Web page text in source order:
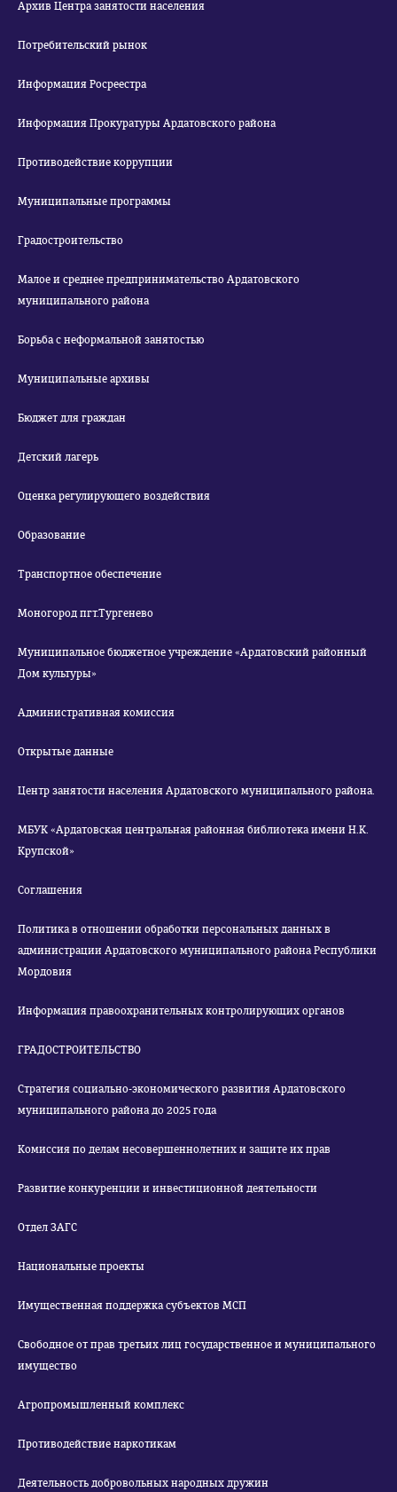
Архив Центра занятости населения
Потребительский рынок
Информация Росреестра
Информация Прокуратуры Ардатовского района
Противодействие коррупции
Муниципальные программы
Градостроительство
Малое и среднее предпринимательство Ардатовского
муниципального района
Борьба с неформальной занятостью
Муниципальные архивы
Бюджет для граждан
Детский лагерь
Оценка регулирующего воздействия
Образование
Транспортное обеспечение
Моногород пгт.Тургенево
Муниципальное бюджетное учреждение «Ардатовский районный
Дом культуры»
Административная комиссия
Открытые данные
Центр занятости населения Ардатовского муниципального района.
МБУК «Ардатовская центральная районная библиотека имени Н.К.
Крупской»
Соглашения
Политика в отношении обработки персональных данных в
администрации Ардатовского муниципального района Республики
Мордовия
Информация правоохранительных контролирующих органов
ГРАДОСТРОИТЕЛЬСТВО
Стратегия социально-экономического развития Ардатовского
муниципального района до 2025 года
Комиссия по делам несовершеннолетних и защите их прав
Развитие конкуренции и инвестиционной деятельности
Отдел ЗАГС
Национальные проекты
Имущественная поддержка субъектов МСП
Свободное от прав третьих лиц государственное и муниципального
имущество
Агропромышленный комплекс
Противодействие наркотикам
Деятельность добровольных народных дружин